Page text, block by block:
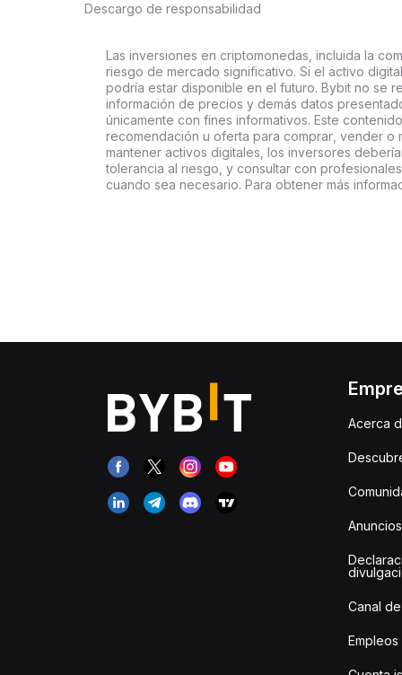
Descargo de responsabilidad
Las inversiones en criptomonedas, incluida la
riesgo de mercado significativo. Si el activo
podría estar disponible en el futuro. Bybit no se
información de precios y demás datos
únicamente con fines informativos. Este
recomendación u oferta para comprar, vender o
mantener activos digitales, los inversores
tolerancia al riesgo, y consultar con
cuando sea necesario. Para obtener más
Acerca
Anuncios
Canal
Empleos